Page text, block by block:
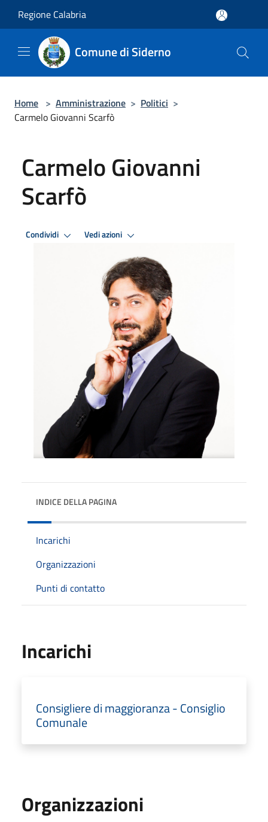
Regione Calabria
Comune di Siderno
Home > Amministrazione > Politici >
Carmelo Giovanni Scarfò
Carmelo Giovanni
Scarfò
Condividi Vedi azioni
INDICE DELLA PAGINA
Incarichi
Organizzazioni
Punti di contatto
Incarichi
Consigliere di maggioranza - Consiglio
Comunale
Organizzazioni